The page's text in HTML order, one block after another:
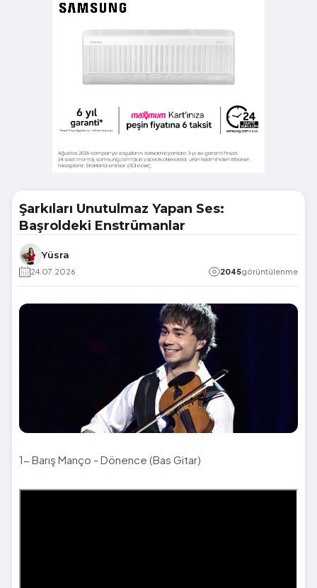
Şarkıları Unutulmaz Yapan Ses:
Başroldeki Enstrümanlar
Yüsra
24.07.2026 2045görüntülenme
1- Barış Manço - Dönence (Bas Gitar)